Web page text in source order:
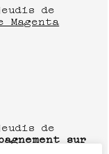
de
Magenta
de
sur